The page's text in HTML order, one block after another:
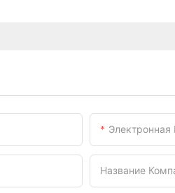
Электронная
Название